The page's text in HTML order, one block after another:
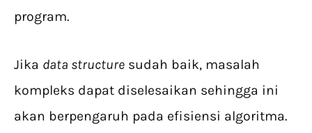
program.
Jika data structure sudah baik, masalah
kompleks dapat diselesaikan sehingga ini
akan berpengaruh pada efisiensi algoritma.